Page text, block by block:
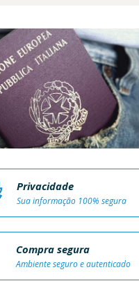
Privacidade
Sua informação 100% segura
Compra segura
Ambiente seguro e autenticado